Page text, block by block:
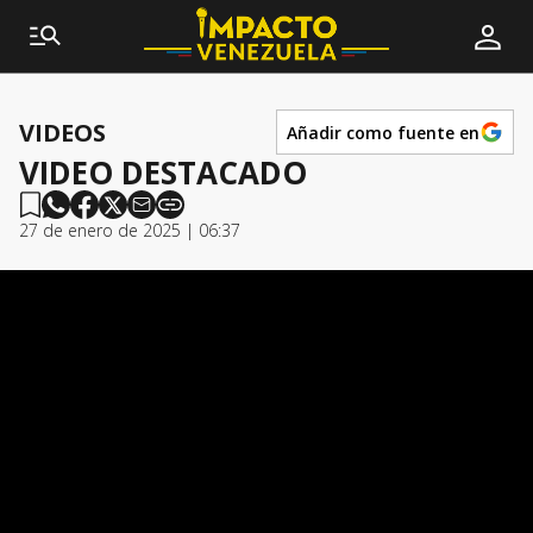
VIDEOS Añadir como fuente en
VIDEO DESTACADO
27 de enero de 2025 | 06:37